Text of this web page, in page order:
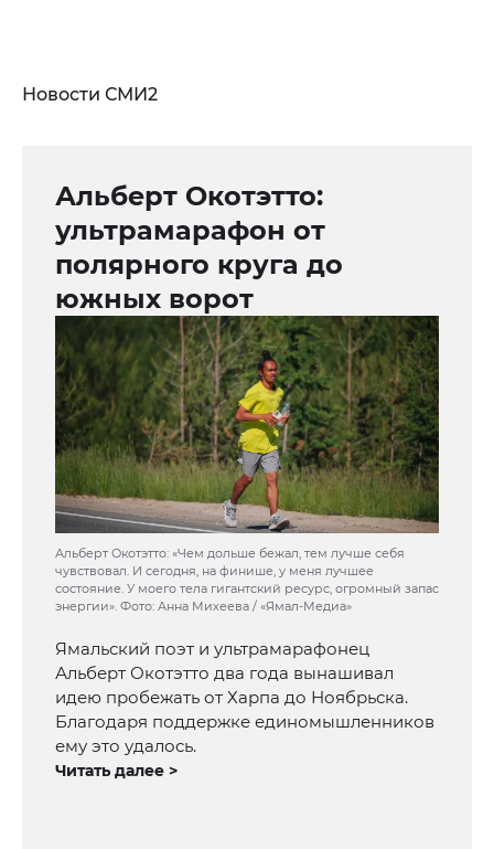
Новости СМИ2
Альберт Окотэтто:
ультрамарафон от
полярного круга до
южных ворот
Альберт Окотэтто: «Чем дольше бежал, тем лучше себя
чувствовал. И сегодня, на финише, у меня лучшее
состояние. У моего тела гигантский ресурс, огромный запас
энергии». Фото: Анна Михеева / «Ямал-Медиа»
Ямальский поэт и ультрамарафонец
Альберт Окотэтто два года вынашивал
идею пробежать от Харпа до Ноябрьска.
Благодаря поддержке единомышленников
ему это удалось.
Читать далее >